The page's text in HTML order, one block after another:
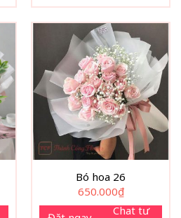
Bó hoa 26
650.000₫
Chat tư